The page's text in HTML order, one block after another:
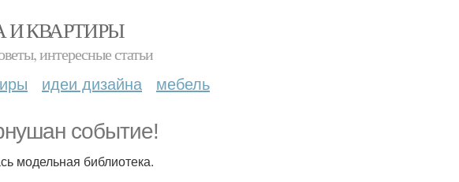
И КВАРТИРЫ
интересные статьи
идеи дизайна мебель
событие!
модельная библиотека.